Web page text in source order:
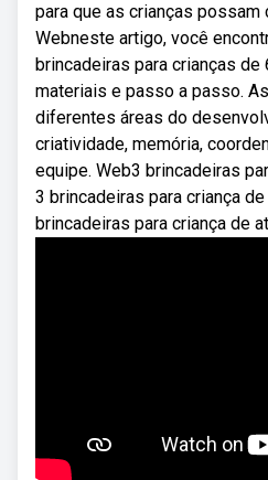
para que as crianças possam
Webneste artigo, você
brincadeiras para crianças
materiais e passo a passo.
diferentes áreas do
criatividade, memória,
equipe. Web3 brincadeiras
3 brincadeiras para criança
brincadeiras para criança de